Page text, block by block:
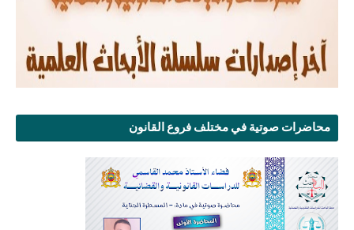
محاضرات صوتية في مختلف فروع القانون